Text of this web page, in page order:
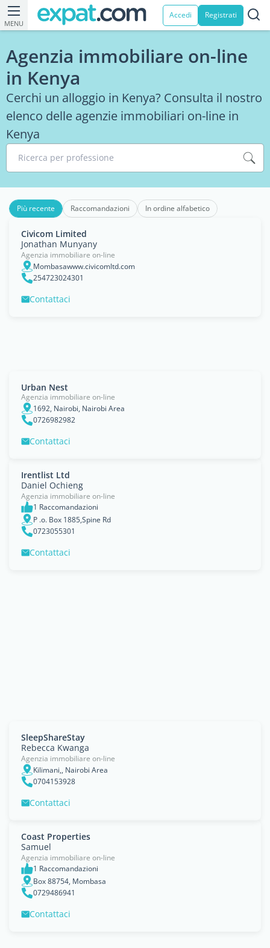
MENU
Accedi Registrati
Agenzia immobiliare on-line
in Kenya
Cerchi un alloggio in Kenya? Consulta il nostro
elenco delle agenzie immobiliari on-line in
Kenya
Ricerca per professione
Più recente Raccomandazioni In ordine alfabetico
Civicom Limited
Jonathan Munyany
Agenzia immobiliare on-line
Mombasawww.civicomltd.com
254723024301
Contattaci
Urban Nest
Agenzia immobiliare on-line
1692, Nairobi, Nairobi Area
0726982982
Contattaci
Irentlist Ltd
Daniel Ochieng
Agenzia immobiliare on-line
1 Raccomandazioni
P .o. Box 1885,Spine Rd
0723055301
Contattaci
SleepShareStay
Rebecca Kwanga
Agenzia immobiliare on-line
Kilimani,, Nairobi Area
0704153928
Contattaci
Coast Properties
Samuel
Agenzia immobiliare on-line
1 Raccomandazioni
Box 88754, Mombasa
0729486941
Contattaci